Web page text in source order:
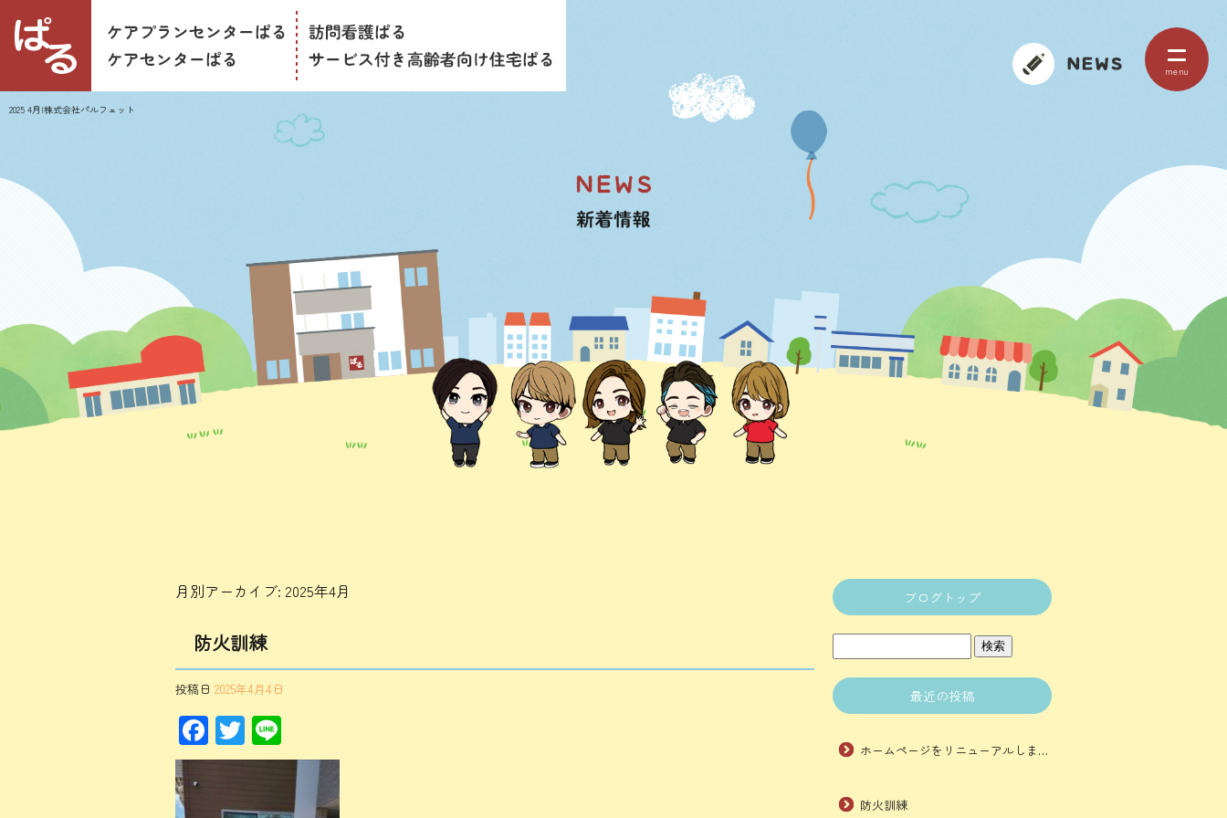
2025 4月|株式会社パルフェット
月別アーカイブ: 2025年4月
防火訓練
投稿日 2025年4月4日
F
ac
T
wi ne
ブログトップ
最近の投稿
ホームページをリニューアルしました。
防火訓練